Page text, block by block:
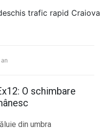
O schimbare
din umbra